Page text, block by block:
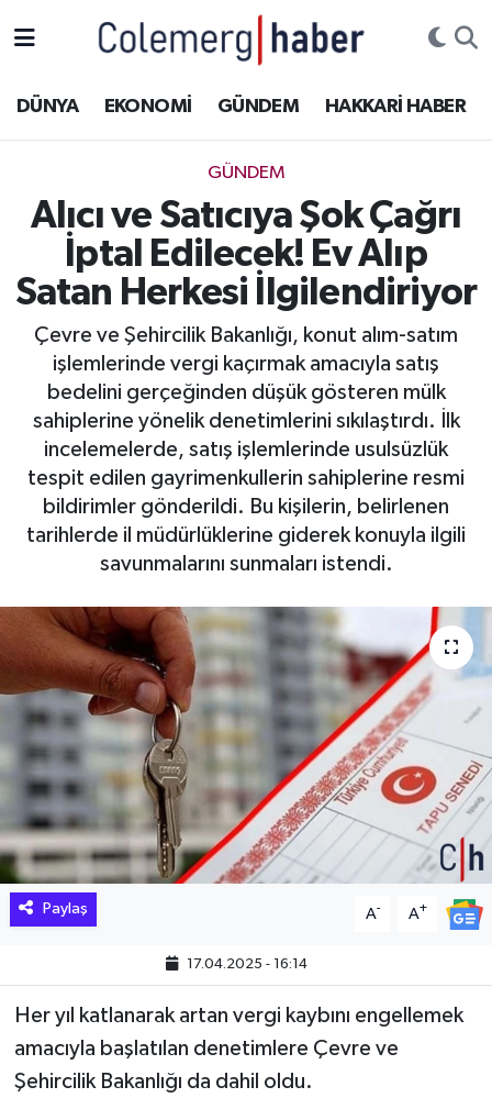
DÜNYA EKONOMİ GÜNDEM HAKKARİ HABER
GÜNDEM
Alıcı ve Satıcıya Şok Çağrı
İptal Edilecek! Ev Alıp
Satan Herkesi İlgilendiriyor
Çevre ve Şehircilik Bakanlığı, konut alım-satım
işlemlerinde vergi kaçırmak amacıyla satış
bedelini gerçeğinden düşük gösteren mülk
sahiplerine yönelik denetimlerini sıkılaştırdı. İlk
incelemelerde, satış işlemlerinde usulsüzlük
tespit edilen gayrimenkullerin sahiplerine resmi
bildirimler gönderildi. Bu kişilerin, belirlenen
tarihlerde il müdürlüklerine giderek konuyla ilgili
savunmalarını sunmaları istendi.
Paylaş A- A+
17.04.2025 - 16:14
Her yıl katlanarak artan vergi kaybını engellemek
amacıyla başlatılan denetimlere Çevre ve
Şehircilik Bakanlığı da dahil oldu.
ASAYİŞ
DOĞA
DÜNYA
EĞİTİM
EKONOMİ
GÜNDEM
Hakkari Haber
KADIN
KÜLTÜR SANAT
MAGAZİN
MAKALE
POLİTİKA
REKLAM
SİYASET
SPOR
Hakkâri Hava Durumu
Hakkâri Trafik Yoğunluk Haritası
Süper Lig Puan Durumu ve Fikstür
Tüm Manşetler
Son Dakika Haberleri
Haber Arşivi